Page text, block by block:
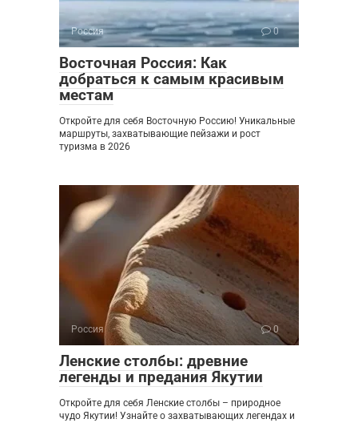
Россия 0
Восточная Россия: Как
добраться к самым красивым
местам
Откройте для себя Восточную Россию! Уникальные
маршруты, захватывающие пейзажи и рост
туризма в 2026
Россия 0
Ленские столбы: древние
легенды и предания Якутии
Откройте для себя Ленские столбы – природное
чудо Якутии! Узнайте о захватывающих легендах и